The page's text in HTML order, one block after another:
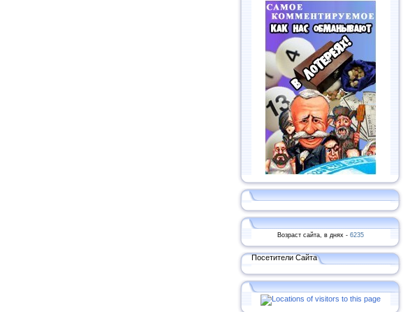
Возраст сайта, в днях - 6235
Посетители Сайта